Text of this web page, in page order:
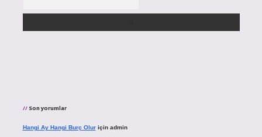
Son yorumlar
Hangi Ay Hangi Burç Oluriçin admin